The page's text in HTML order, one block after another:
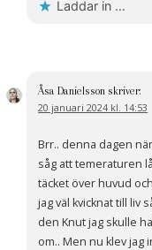
Laddar in …
Åsa Danielsson skriver:
20 januari 2024 kl. 14:53
Brr.. denna dagen
såg att temeraturen
täcket över huvud
jag väl kvicknat till liv
den Knut jag skulle
om.. Men nu klev jag